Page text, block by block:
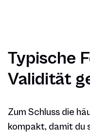
Typische
Validität
Zum Schluss die
kompakt, damit du